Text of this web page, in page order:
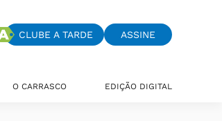
CLUBE A TARDE ASSINE
O CARRASCO EDIÇÃO DIGITAL